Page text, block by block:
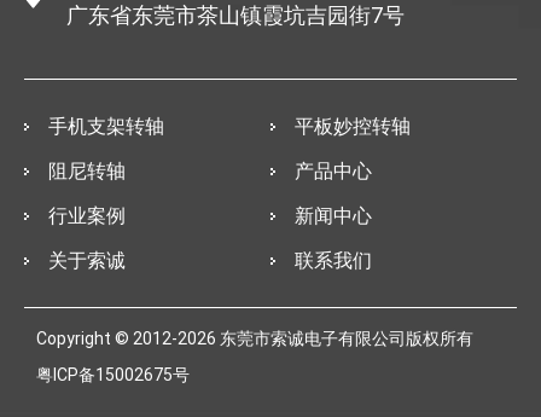
广东省东莞市茶山镇霞坑吉园街7号
手机支架转轴
平板妙控转轴
阻尼转轴
产品中心
行业案例
新闻中心
关于索诚
联系我们
Copyright © 2012-2026 东莞市索诚电子有限公司版权所有
粤ICP备15002675号